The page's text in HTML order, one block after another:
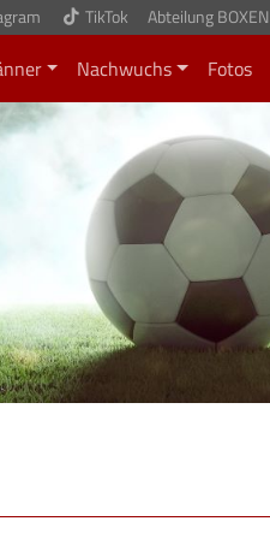
TikTok Abteilung BOXEN
Nachwuchs Fotos